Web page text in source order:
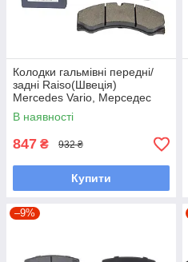
Колодки гальмівні передні/
задні Raiso(Швеція)
Mercedes Vario, Мерседес
Варіо 95-06 #RP1288
UAJMEOF7
В наявності
847 ₴ 932 ₴
Купити
–9%